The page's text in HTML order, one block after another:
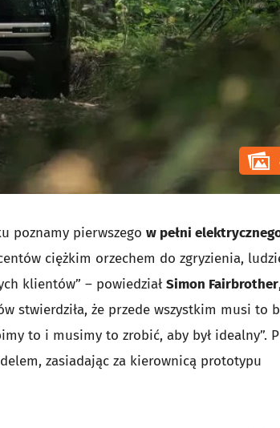
poznamy pierwszego w pełni
ciężkim orzechem do zgryzienia,
klientów” – powiedziałSimon Fairbrother
stwierdziła, że przede wszystkim musi to
to i musimy to zrobić, aby był idealny”.
zasiadając za kierownicą prototypu